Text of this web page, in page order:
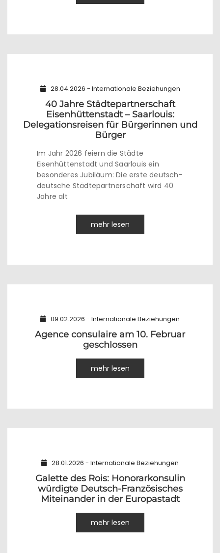
28.04.2026 - Internationale Beziehungen
40 Jahre Städtepartnerschaft
Eisenhüttenstadt – Saarlouis:
Delegationsreisen für Bürgerinnen und
Bürger
Im Jahr 2026 feiern die Städte
Eisenhüttenstadt und Saarlouis ein
besonderes Jubiläum: Die erste deutsch-
deutsche Städtepartnerschaft wird 40
Jahre alt
mehr lesen
09.02.2026 - Internationale Beziehungen
Agence consulaire am 10. Februar
geschlossen
mehr lesen
28.01.2026 - Internationale Beziehungen
Galette des Rois: Honorarkonsulin
würdigte Deutsch-Französisches
Miteinander in der Europastadt
mehr lesen